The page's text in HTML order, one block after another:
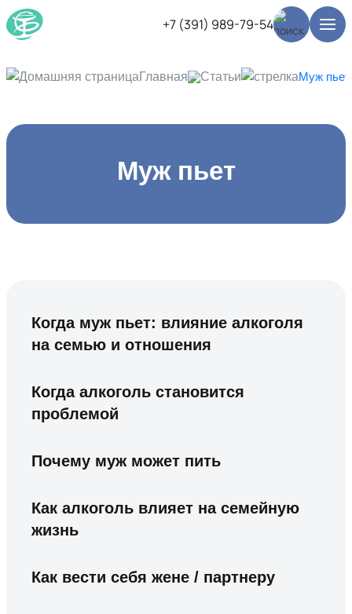
+7 (391) 989-79-54
Главная Статьи Муж пьет
Муж пьет
Когда муж пьет: влияние алкоголя
на семью и отношения
Когда алкоголь становится
проблемой
Почему муж может пить
Как алкоголь влияет на семейную
жизнь
Как вести себя жене / партнеру